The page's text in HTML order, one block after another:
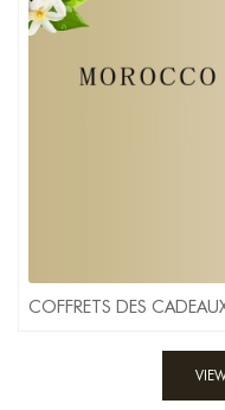
COFFRETS DES